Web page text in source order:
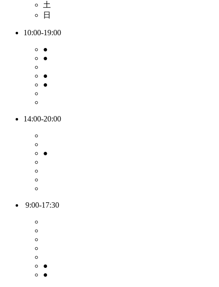
土
日
10:00-19:00
●
●
●
●
14:00-20:00
●
9:00-17:30
●
●